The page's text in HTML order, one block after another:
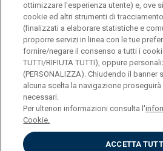
© Università Cattolica del Sacro
Largo A. Gemelli 1, 20123 Milano
PI 02133120150
ENGLISH
ottimizzare l'esperienza utente) e, ove
cookie ed altri strumenti di
(finalizzati a elaborare statistiche e
proporre servizi in linea con le tue
fornire/negare il consenso a tutti i
TUTTI/RIFIUTA TUTTI), oppure
(PERSONALIZZA). Chiudendo il banner
alcuna scelta la navigazione
necessari.
Per ulteriori informazioni consulta l'
Cookie.
ACCETTA